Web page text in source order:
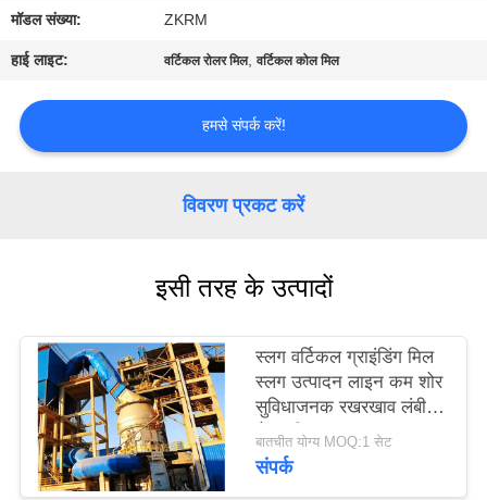
गुणवत्ता
संपर्क
एक
उद्धरण
अनुरोध
करें
मॉडल संख्या: ZKRM
हाई लाइट: वर्टिकल रोलर मिल,वर्टिकल कोल मिल
हमसे संपर्क करें!
विवरण प्रकट करें
इसी तरह के उत्पादों
स्लग वर्टिकल ग्राइंडिंग मिल
स्लग उत्पादन लाइन कम शोर
सुविधाजनक रखरखाव लंबी
सेवा जीवन
बातचीत योग्य MOQ:1 सेट
संपर्क